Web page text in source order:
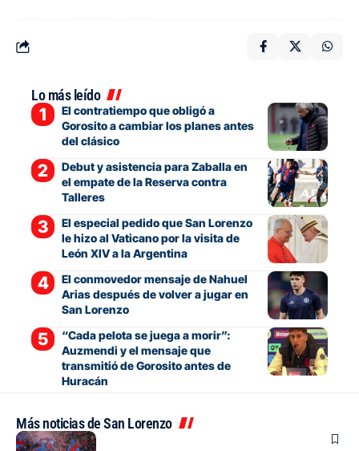
Lo más leído
El contratiempo que obligó a
Gorosito a cambiar los planes antes
del clásico
Debut y asistencia para Zaballa en
el empate de la Reserva contra
Talleres
El especial pedido que San Lorenzo
le hizo al Vaticano por la visita de
León XIV a la Argentina
El conmovedor mensaje de Nahuel
Arias después de volver a jugar en
San Lorenzo
“Cada pelota se juega a morir”:
Auzmendi y el mensaje que
transmitió de Gorosito antes de
Huracán
Más noticias de San Lorenzo
Fútbol